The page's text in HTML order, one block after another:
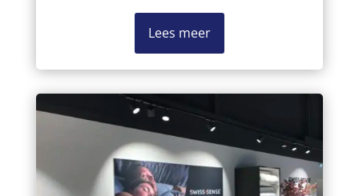
Lees meer